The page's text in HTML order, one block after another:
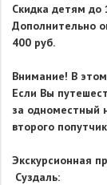
Скидка детям до
Дополнительно
400 руб.
Внимание! В
Если Вы
за одноместный
второго
Экскурсионная
Суздаль: